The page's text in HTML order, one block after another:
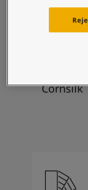
លាបពណ៌ផ្ទះរប
Soulful Spaces
ការ
បានណែ
Cornsilk